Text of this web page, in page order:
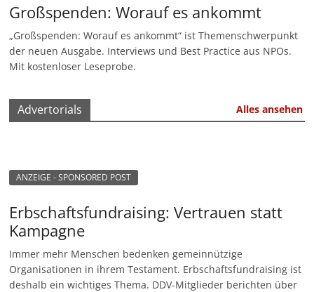
e
|
S
i
n
e
n
Großspenden: Worauf es ankommt
„Großspenden: Worauf es ankommt“ ist Themenschwerpunkt
der neuen Ausgabe. Interviews und Best Practice aus NPOs.
Mit kostenloser Leseprobe.
Advertorials Alles ansehen
ANZEIGE - SPONSORED POST
Erbschaftsfundraising: Vertrauen statt
Kampagne
Immer mehr Menschen bedenken gemeinnützige
Organisationen in ihrem Testament. Erbschaftsfundraising ist
deshalb ein wichtiges Thema. DDV-Mitglieder berichten über